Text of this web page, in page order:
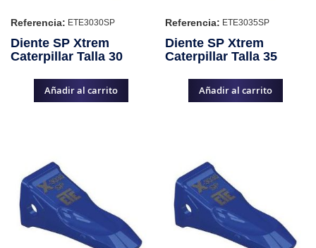
Referencia: ETE3030SP
Diente SP Xtrem
Caterpillar Talla 30
Añadir al carrito
Referencia: ETE3035SP
Diente SP Xtrem
Caterpillar Talla 35
Añadir al carrito